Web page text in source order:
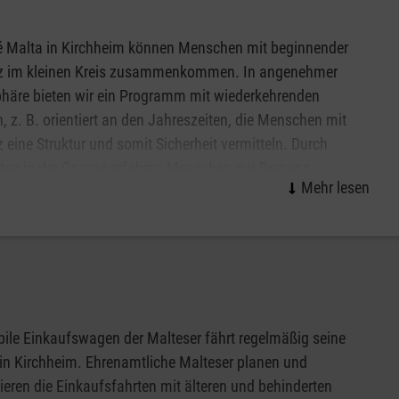
in den Medius Kliniken Standort Kirchheim unter Teck
ihre Vertreter ihren Notfalldienst. Patienten mit
bedürfen, haben mit der Notfallpraxis eine
Notfall:
Malta in Kirchheim können Menschen mit beginnender
im kleinen Kreis zusammenkommen. In angenehmer
bieten wir ein Programm mit wiederkehrenden
z. B. orientiert an den Jahreszeiten, die Menschen mit
eine Struktur und somit Sicherheit vermitteln. Durch
und Freude. Vergessen geglaubte oder bisher
Einkaufswagen der Malteser fährt regelmäßig seine
Kirchheim. Ehrenamtliche Malteser planen und
die Einkaufsfahrten mit älteren und behinderten